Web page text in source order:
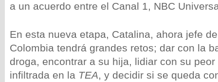
a un acuerdo entre el Canal 1, NBC
En esta nueva etapa, Catalina, ahora jefe
Colombia tendrá grandes retos; dar con la
droga, encontrar a su hija, lidiar con su
infiltrada en la TEA, y decidir si se queda